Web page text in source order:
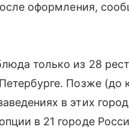
оформления,
только из 28
Позже (до
в этих
в 21 городе